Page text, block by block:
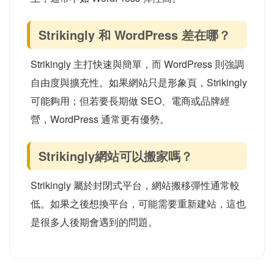
而這些地方，通常也是 WordPress 比較有優勢的地方。
以下為Strikingly教學比較相關常見問題，幫助你快
速理解所有Strikingly教學比較的概念。
Strikingly好用嗎？